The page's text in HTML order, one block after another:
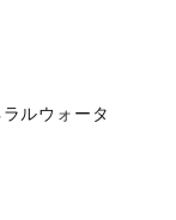
ルウォータ